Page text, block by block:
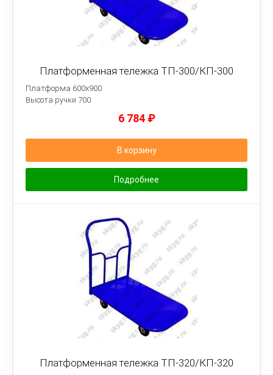
Платформенная тележка ТП-300/КП-300
Платформа 600х900
Высота ручки 700
6 784 ₽
В корзину
Подробнее
Платформенная тележка ТП-320/КП-320